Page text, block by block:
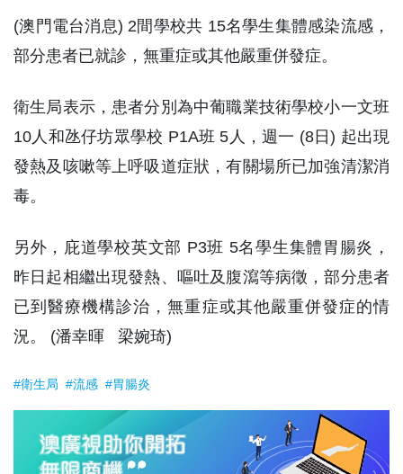
(澳門電台消息) 2間學校共 15名學生集體感染流感，
部分患者已就診，無重症或其他嚴重併發症。
衛生局表示，患者分別為中葡職業技術學校小一文班
10人和氹仔坊眾學校 P1A班 5人，週一 (8日) 起出現
發熱及咳嗽等上呼吸道症狀，有關場所已加強清潔消
毒。
另外，庇道學校英文部 P3班 5名學生集體胃腸炎，
昨日起相繼出現發熱、嘔吐及腹瀉等病徵，部分患者
已到醫療機構診治，無重症或其他嚴重併發症的情
況。 (潘幸暉 梁婉琦)
#衛生局 #流感 #胃腸炎